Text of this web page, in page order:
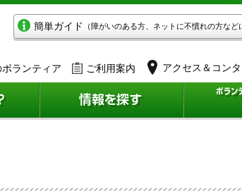
簡単ガイド （障がいのある方、ネットに不慣れの方など
ランティア ご利用案内 アクセス＆コンタ